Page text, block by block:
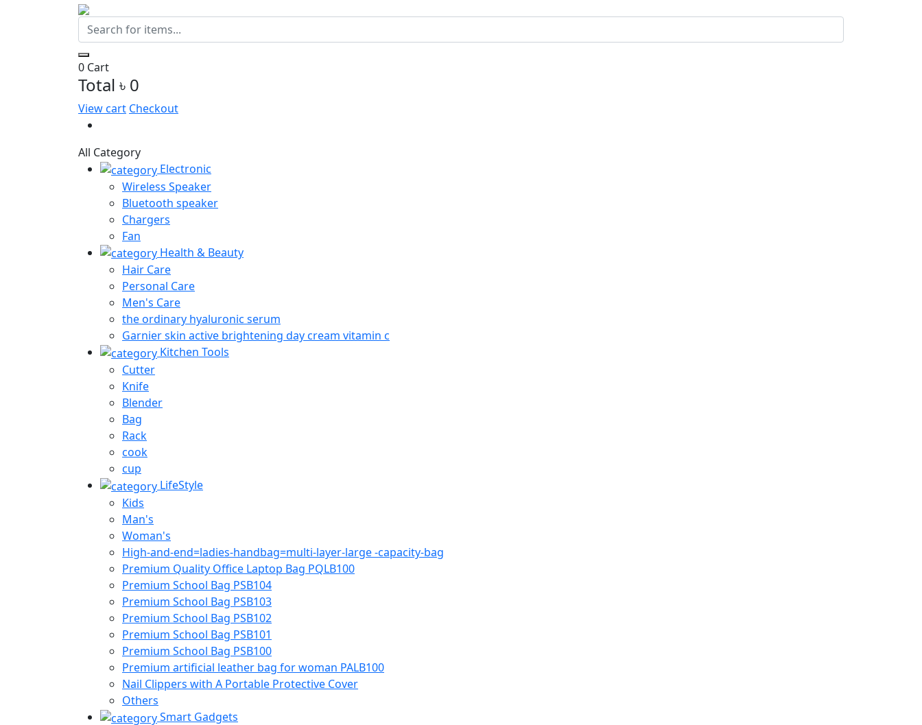
0 Cart
Total ৳ 0
View cart Checkout
All Category
Electronic
Wireless Speaker
Bluetooth speaker
Chargers
Fan
Health & Beauty
Hair Care
Personal Care
Men's Care
the ordinary hyaluronic serum
Garnier skin active brightening day cream vitamin c
Kitchen Tools
Cutter
Knife
Blender
Bag
Rack
cook
cup
LifeStyle
Kids
Man's
Woman's
High-and-end=ladies-handbag=multi-layer-large -capacity-bag
Premium Quality Office Laptop Bag PQLB100
Premium School Bag PSB104
Premium School Bag PSB103
Premium School Bag PSB102
Premium School Bag PSB101
Premium School Bag PSB100
Premium artificial leather bag for woman PALB100
Nail Clippers with A Portable Protective Cover
Others
Smart Gadgets